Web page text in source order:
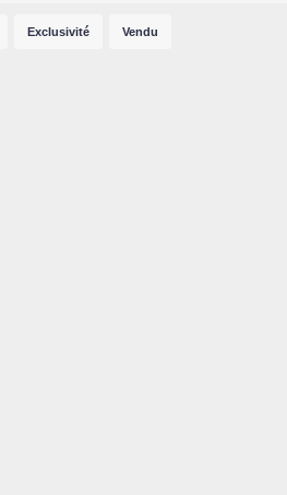
Exclusivité Vendu